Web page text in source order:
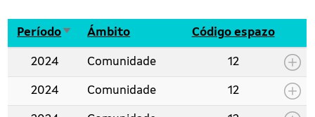
Período Ordenar de maneira ascedente
Ámbito Código espazo
2024 Comunidade 12
2024 Comunidade 12